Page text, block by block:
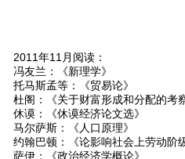
2011年11月阅读：
冯友兰：《新理学》
托马斯孟等：《贸易论》
杜阁：《关于财富形成和分配的考
休谟：《休谟经济论文选》
马尔萨斯：《人口原理》
约翰巴顿：《论影响社会上劳动阶
萨伊：《政治经济学概论》